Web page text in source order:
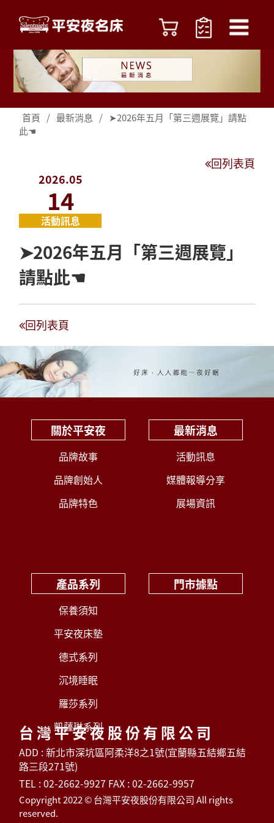
首頁 / 最新消息 / ➤2026年五月「第三週展覽」請點
此☚
回列表頁
2026.05
14
活動訊息
➤2026年五月「第三週展覽」
請點此☚
回列表頁
關於平安夜
品牌故事
品牌創始人
品牌特色
最新消息
活動訊息
媒體報導分享
展場資訊
產品系列
保養須知
平安夜床墊
德式系列
沉境睡眠
羅莎系列
凱薩琳系列
門市據點
台灣平安夜股份有限公司
ADD : 新北市深坑區阿柔洋8之1號(宜蘭縣五結鄉五結
路三段271號)
TEL : 02-2662-9927 FAX : 02-2662-9957
Copyright 2022 © 台灣平安夜股份有限公司 All rights
reserved.